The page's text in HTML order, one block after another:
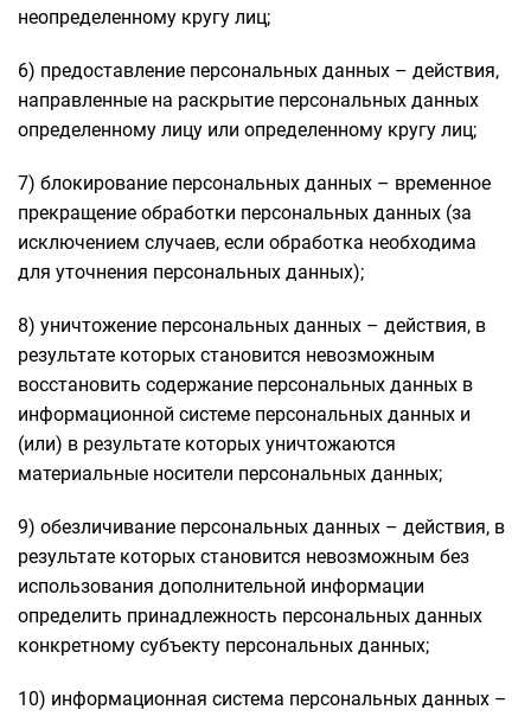
неопределенному кругу лиц;
6) предоставление персональных данных – действия,
направленные на раскрытие персональных данных
определенному лицу или определенному кругу лиц;
7) блокирование персональных данных – временное
прекращение обработки персональных данных (за
исключением случаев, если обработка необходима
для уточнения персональных данных);
8) уничтожение персональных данных – действия, в
результате которых становится невозможным
восстановить содержание персональных данных в
информационной системе персональных данных и
(или) в результате которых уничтожаются
материальные носители персональных данных;
9) обезличивание персональных данных – действия, в
результате которых становится невозможным без
использования дополнительной информации
определить принадлежность персональных данных
конкретному субъекту персональных данных;
10) информационная система персональных данных –